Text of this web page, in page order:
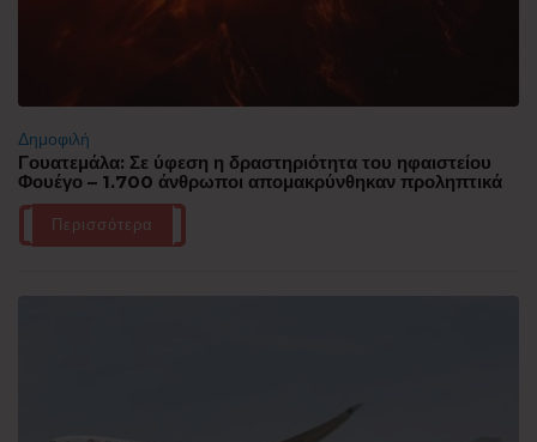
Δημοφιλή
Γουατεμάλα: Σε ύφεση η δραστηριότητα του ηφαιστείου
Φουέγο – 1.700 άνθρωποι απομακρύνθηκαν προληπτικά
Περισσότερα